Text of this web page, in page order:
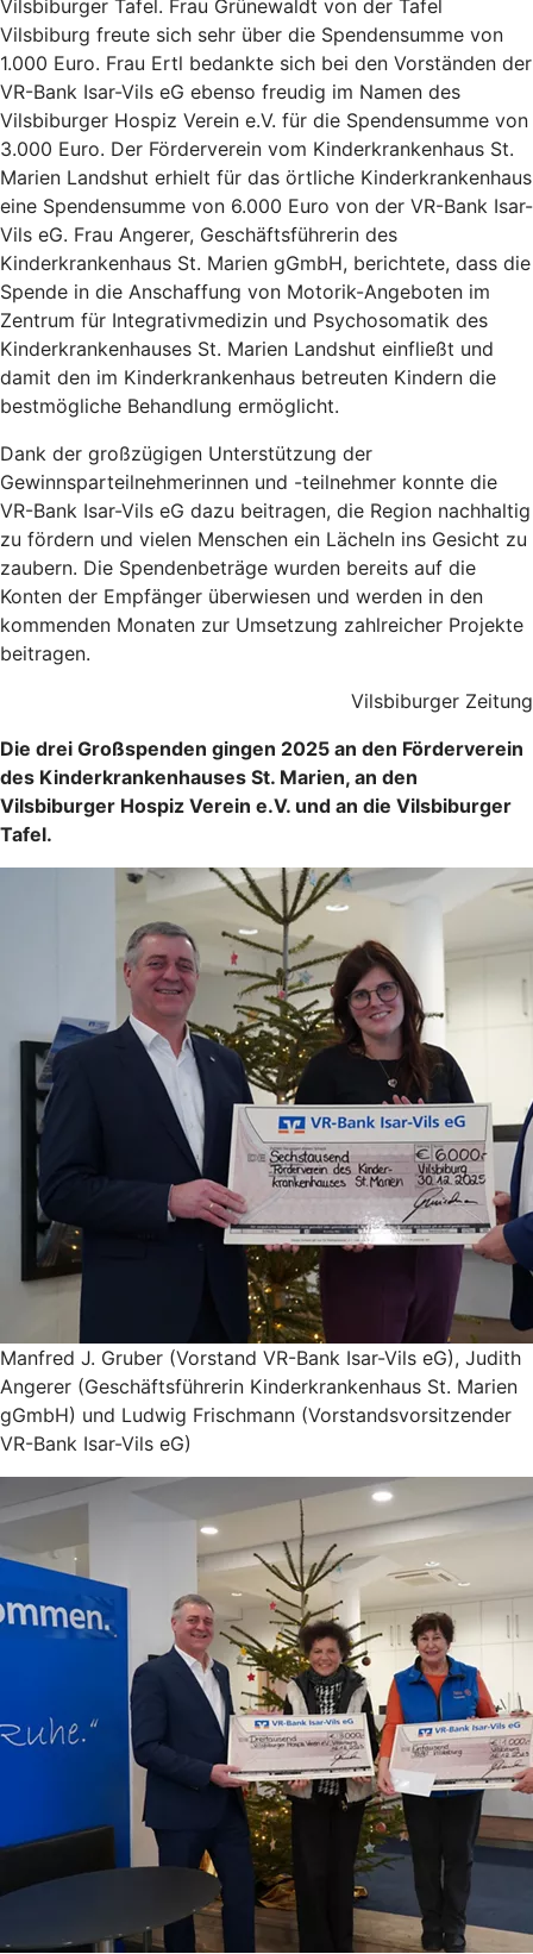
Vilsbiburger Tafel. Frau Grünewaldt von der Tafel
Vilsbiburg freute sich sehr über die Spendensumme von
1.000 Euro. Frau Ertl bedankte sich bei den Vorständen der
VR-Bank Isar-Vils eG ebenso freudig im Namen des
Vilsbiburger Hospiz Verein e.V. für die Spendensumme von
3.000 Euro. Der Förderverein vom Kinderkrankenhaus St.
Marien Landshut erhielt für das örtliche Kinderkrankenhaus
eine Spendensumme von 6.000 Euro von der VR-Bank Isar-
Vils eG. Frau Angerer, Geschäftsführerin des
Kinderkrankenhaus St. Marien gGmbH, berichtete, dass die
Spende in die Anschaffung von Motorik-Angeboten im
Zentrum für Integrativmedizin und Psychosomatik des
Kinderkrankenhauses St. Marien Landshut einfließt und
damit den im Kinderkrankenhaus betreuten Kindern die
bestmögliche Behandlung ermöglicht.
Dank der großzügigen Unterstützung der
Gewinnsparteilnehmerinnen und -teilnehmer konnte die
VR-Bank Isar-Vils eG dazu beitragen, die Region nachhaltig
zu fördern und vielen Menschen ein Lächeln ins Gesicht zu
zaubern. Die Spendenbeträge wurden bereits auf die
Konten der Empfänger überwiesen und werden in den
kommenden Monaten zur Umsetzung zahlreicher Projekte
beitragen.
Vilsbiburger Zeitung
Die drei Großspenden gingen 2025 an den Förderverein
des Kinderkrankenhauses St. Marien, an den
Vilsbiburger Hospiz Verein e.V. und an die Vilsbiburger
Tafel.
Manfred J. Gruber (Vorstand VR-Bank Isar-Vils eG), Judith
Angerer (Geschäftsführerin Kinderkrankenhaus St. Marien
gGmbH) und Ludwig Frischmann (Vorstandsvorsitzender
VR-Bank Isar-Vils eG)